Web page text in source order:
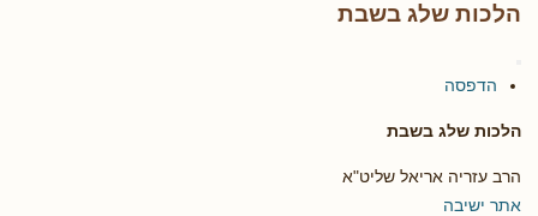
הלכות שלג בשבת
הדפסה
הלכות שלג בשבת
הרב עזריה אריאל שליט"א
אתר ישיבה